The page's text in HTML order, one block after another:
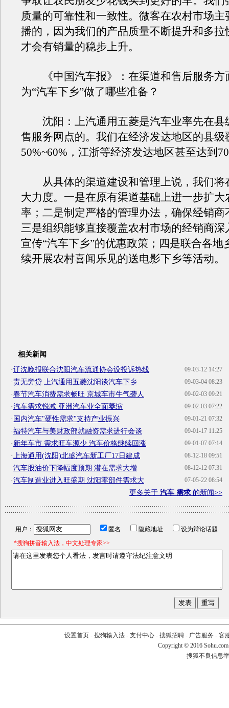
质量的可靠性和一致性。微客在农村市场主
播的，因为我们的产品质量不断提升和多拉
才会有销量的稳步上升。
《中国汽车报》：在渠道和售后服务方
为“汽车下乡”做了哪些准备？
沈阳：上汽通用五菱是汽车业率先在县
售服务网点的。我们在经济发达地区的县级
50%~60%，江浙等经济发达地区甚至达到
从具体的渠道建设和管理上说，我们将
大力度。一是在原有渠道基础上进一步扩大
率；二是制定严格的管理办法，确保经销商
三是组织能够直接覆盖农村市场的经销商深
宣传“汽车下乡”的优惠政策；四是联合各地
续开展农村喜闻乐见的送电影下乡等活动。
相关新闻
09-03-12 14:27
·辽沈晚报联合沈阳汽车流通协会设投诉热线
09-03-04 08:23
·责无旁贷 上汽通用五菱沈阳谈汽车下乡
09-02-03 09:21
·春节汽车消费需求畅旺 京城车市牛气袭人
09-02-03 07:22
·汽车需求锐减 亚洲汽车业全面萎缩
09-01-21 07:32
·国内汽车"硬性需求"支持产业振兴
09-01-17 11:25
·福特汽车与美财政部就融资需求进行会谈
09-01-07 07:14
·新年车市 需求旺车源少 汽车价格继续回涨
08-12-18 09:51
· 上海通用(沈阳)北盛汽车新工厂17日建成
08-12-12 07:31
·汽车股油价下降幅度预期 潜在需求大增
07-05-22 08:54
·汽车制造业进入旺盛期 沈阳零部件需求大
更多关于 汽车 需求 的新闻>>
用户： 匿名 隐藏地址
设为辩论话题
*搜狗拼音输入法，中文处理专家>>
设置首页- 搜狗输入法- 支付中心- 搜狐招聘- 广告服务 - 客
Copyright © 2016
搜狐不良信息